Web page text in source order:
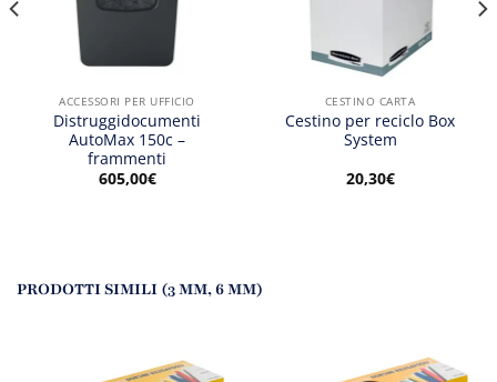
ACCESSORI PER UFFICIO
Distruggidocumenti
AutoMax 150c –
frammenti
605,00€
CESTINO CARTA
Cestino per reciclo Box
System
20,30€
PRODOTTI SIMILI (3 MM, 6 MM)